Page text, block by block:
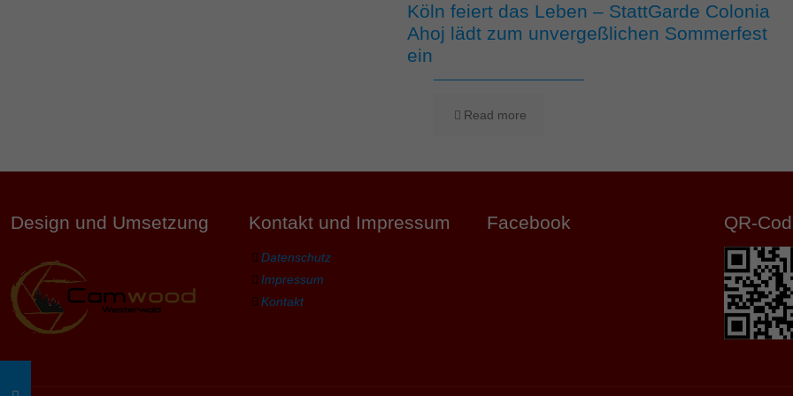
Köln feiert das Leben – StattGarde Colonia
Ahoj lädt zum unvergeßlichen Sommerfest
ein
Read more
Design und Umsetzung Kontakt und Impressum
Datenschutz
Impressum
Kontakt
Facebook QR-